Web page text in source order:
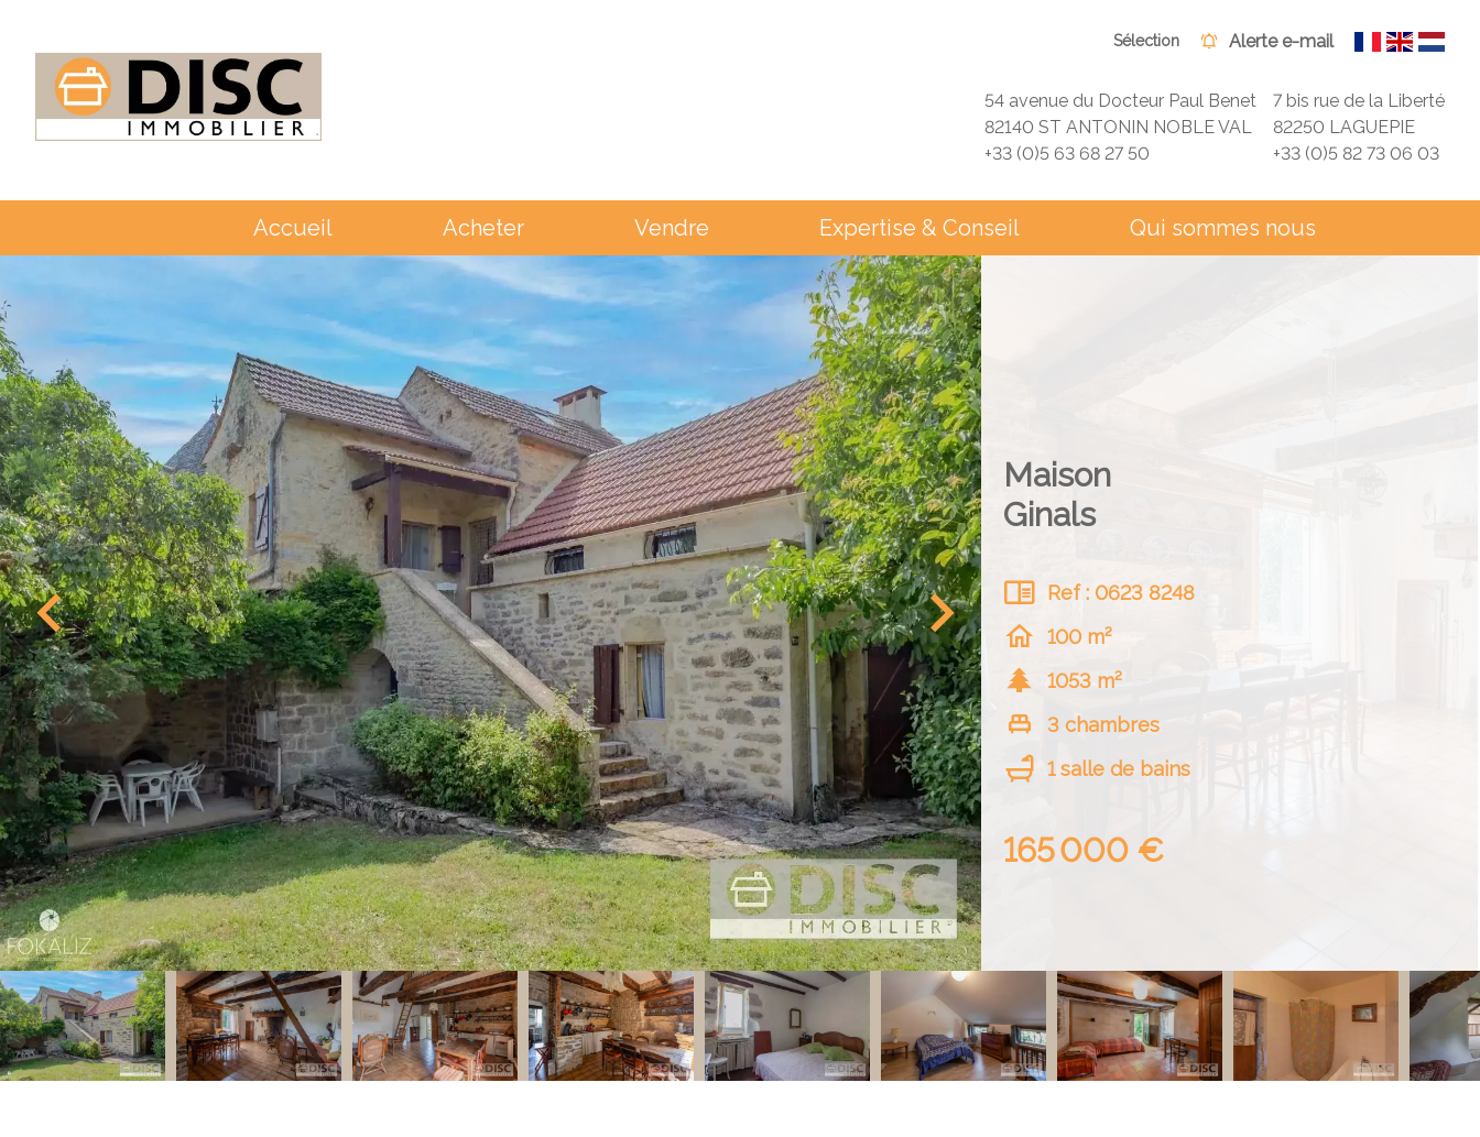
Accueil Acheter Vendre Expertise & Conseil Qui sommes nous
Sélection Alerte e-mail
54 avenue du Docteur Paul Benet
82140 ST ANTONIN NOBLE VAL
+33 (0)5 63 68 27 50
7 bis rue de la Liberté
82250 LAGUEPIE
+33 (0)5 82 73 06 03
Maison
Ginals
Ref : 0623 8248
100 m²
1053 m²
3 chambres
1 salle de bains
165 000 €